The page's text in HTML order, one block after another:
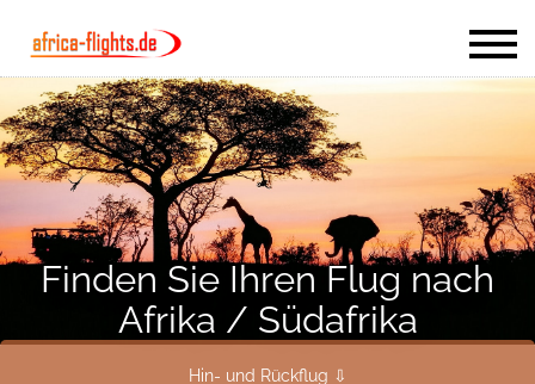
Finden Sie Ihren Flug nach
Afrika / Südafrika
Hin- und Rückflug ⇩